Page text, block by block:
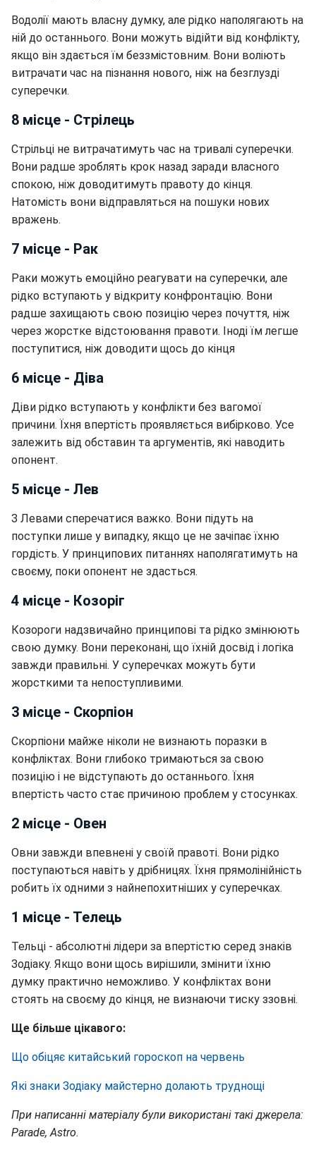
Водолії мають власну думку, але рідко наполягають на
ній до останнього. Вони можуть відійти від конфлікту,
якщо він здається їм беззмістовним. Вони воліють
витрачати час на пізнання нового, ніж на безглузді
суперечки.
8 місце - Стрілець
Стрільці не витрачатимуть час на тривалі суперечки.
Вони радше зроблять крок назад заради власного
спокою, ніж доводитимуть правоту до кінця.
Натомість вони відправляться на пошуки нових
вражень.
7 місце - Рак
Раки можуть емоційно реагувати на суперечки, але
рідко вступають у відкриту конфронтацію. Вони
радше захищають свою позицію через почуття, ніж
через жорстке відстоювання правоти. Іноді їм легше
поступитися, ніж доводити щось до кінця
6 місце - Діва
Діви рідко вступають у конфлікти без вагомої
причини. Їхня впертість проявляється вибірково. Усе
залежить від обставин та аргументів, які наводить
опонент.
5 місце - Лев
З Левами сперечатися важко. Вони підуть на
поступки лише у випадку, якщо це не зачіпає їхню
гордість. У принципових питаннях наполягатимуть на
своєму, поки опонент не здасться.
4 місце - Козоріг
Козороги надзвичайно принципові та рідко змінюють
свою думку. Вони переконані, що їхній досвід і логіка
завжди правильні. У суперечках можуть бути
жорсткими та непоступливими.
3 місце - Скорпіон
Скорпіони майже ніколи не визнають поразки в
конфліктах. Вони глибоко тримаються за свою
позицію і не відступають до останнього. Їхня
впертість часто стає причиною проблем у стосунках.
2 місце - Овен
Овни завжди впевнені у своїй правоті. Вони рідко
поступаються навіть у дрібницях. Їхня прямолінійність
робить їх одними з найнепохитніших у суперечках.
1 місце - Телець
Тельці - абсолютні лідери за впертістю серед знаків
Зодіаку. Якщо вони щось вирішили, змінити їхню
думку практично неможливо. У конфліктах вони
стоять на своєму до кінця, не визнаючи тиску ззовні.
Ще більше цікавого:
Що обіцяє китайський гороскоп на червень
Які знаки Зодіаку майстерно долають труднощі
При написанні матеріалу були використані такі джерела:
Parade, Astro.